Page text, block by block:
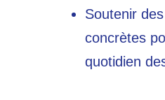
Soutenir
concrètes
quotidien